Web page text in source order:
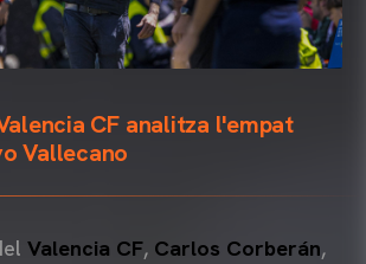
CF analitza l'empat
Vallecano
Valencia CF, Carlos Corberán,